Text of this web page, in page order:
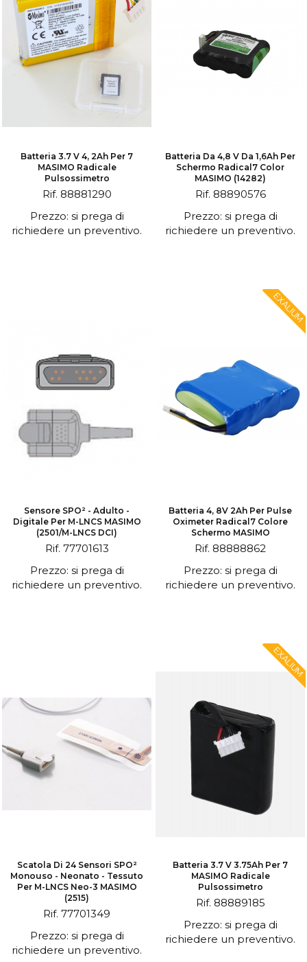
Batteria 3.7 V 4, 2Ah Per 7
MASIMO Radicale
Pulsossimetro
Rif. 88881290
Prezzo: si prega di
richiedere un preventivo.
Batteria Da 4,8 V Da 1,6Ah Per
Schermo Radical7 Color
MASIMO (14282)
Rif. 88890576
Prezzo: si prega di
richiedere un preventivo.
Sensore SPO² - Adulto -
Digitale Per M-LNCS MASIMO
(2501/M-LNCS DCI)
Rif. 77701613
Prezzo: si prega di
richiedere un preventivo.
EXALIUM
Batteria 4, 8V 2Ah Per Pulse
Oximeter Radical7 Colore
Schermo MASIMO
Rif. 88888862
Prezzo: si prega di
richiedere un preventivo.
Scatola Di 24 Sensori SPO²
Monouso - Neonato - Tessuto
Per M-LNCS Neo-3 MASIMO
(2515)
Rif. 77701349
Prezzo: si prega di
richiedere un preventivo.
EXALIUM
Batteria 3.7 V 3.75Ah Per 7
MASIMO Radicale
Pulsossimetro
Rif. 88889185
Prezzo: si prega di
richiedere un preventivo.